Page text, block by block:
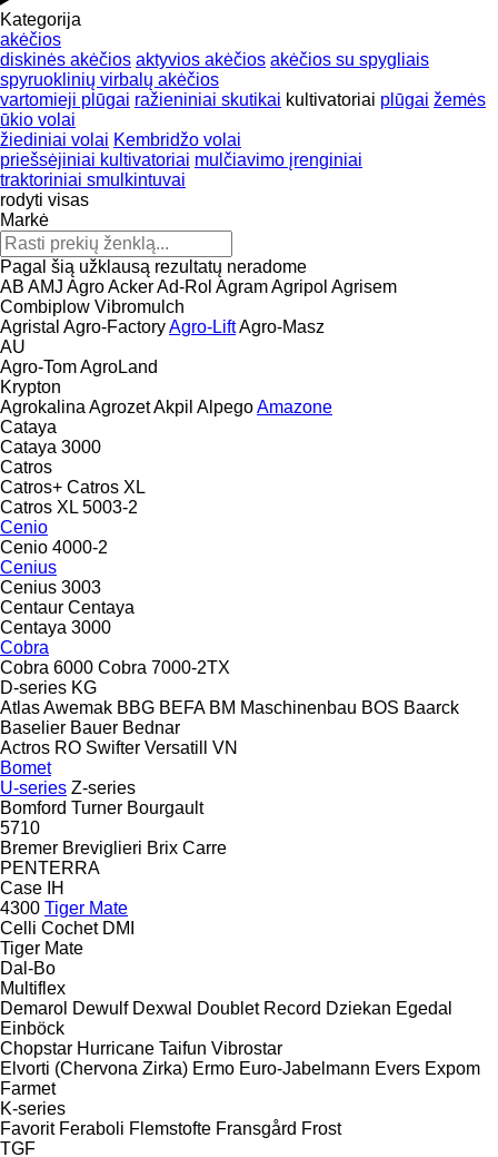
Kategorija
akėčios
diskinės akėčios aktyvios akėčios akėčios su spygliais
spyruoklinių virbalų akėčios
vartomieji plūgai ražieniniai skutikai kultivatoriai plūgai žemės
ūkio volai
žiediniai volai Kembridžo volai
priešsėjiniai kultivatoriai mulčiavimo įrenginiai
traktoriniai smulkintuvai
rodyti visas
Markė
Pagal šią užklausą rezultatų neradome
AB AMJ AgroAckerAd-Rol AgramAgripol Agrisem
Combiplow Vibromulch
Agristal Agro-FactoryAgro-LiftAgro-Masz
AU
Agro-TomAgroLand
Krypton
Agrokalina AgrozetAkpil AlpegoAmazone
Cataya
Cataya 3000
Catros
Catros+ Catros XL
Catros XL 5003-2
Cenio
Cenio 4000-2
Cenius
Cenius 3003
Centaur Centaya
Centaya 3000
Cobra
Cobra 6000 Cobra 7000-2TX
D-series KG
AtlasAwemak BBG BEFA BM Maschinenbau BOS Baarck
Baselier Bauer Bednar
Actros RO Swifter Versatill VN
Bomet
U-series Z-series
Bomford Turner Bourgault
5710
Bremer Breviglieri Brix Carre
PENTERRA
Case IH
4300 Tiger Mate
Celli Cochet DMI
Tiger Mate
Dal-Bo
Multiflex
Demarol Dewulf Dexwal Doublet Record Dziekan Egedal
Einböck
Chopstar Hurricane Taifun Vibrostar
Elvorti (Chervona Zirka) Ermo Euro-Jabelmann Evers Expom
Farmet
K-series
Favorit Feraboli Flemstofte Fransgård Frost
TGF